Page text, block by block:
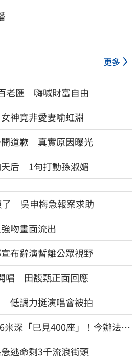
更多
老匯 嗨喊財富自由
神竟非愛妻喻虹淵
道歉 真實原因曝光
天后 1句打動孫淑媚
了 吳申梅急報案求助
吻畫面流出
布辭演暫離公眾視野
唱 田馥甄正面回應
低調力挺演唱會被拍
深「已見400座」！今辦法會
逃命剩3千流浪街頭